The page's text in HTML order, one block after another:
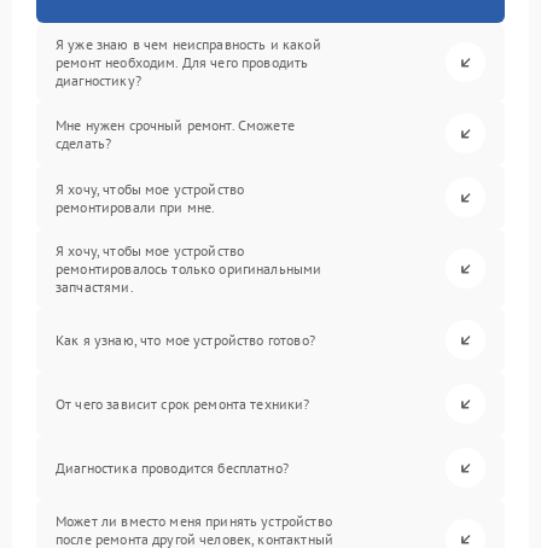
Я уже знаю в чем неисправность и какой
ремонт необходим. Для чего проводить
диагностику?
Мне нужен срочный ремонт. Сможете
сделать?
Я хочу, чтобы мое устройство
ремонтировали при мне.
Я хочу, чтобы мое устройство
ремонтировалось только оригинальными
запчастями.
Как я узнаю, что мое устройство готово?
От чего зависит срок ремонта техники?
Диагностика проводится бесплатно?
Может ли вместо меня принять устройство
после ремонта другой человек, контактный